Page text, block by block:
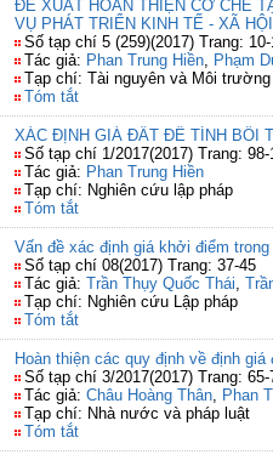
ĐỀ XUẤT HOÀN THIỆN CƠ CHẾ
VỤ PHÁT TRIỂN KINH TẾ - XÃ HỘI
Số tạp chí 5 (259)(2017) Trang: 10-
Tác giả: Phan Trung Hiền, Phạm
Tạp chí: Tài nguyên và Môi trường
Tóm tắt
XÁC ĐỊNH GIÁ ĐẤT ĐỂ TÍNH BỒI
Số tạp chí 1/2017(2017) Trang: 98-
Tác giả: Phan Trung Hiền
Tạp chí: Nghiên cứu lập pháp
Tóm tắt
Vấn đề xác định giá khởi điểm
Số tạp chí 08(2017) Trang: 37-45
Tác giả: Trần Thụy Quốc Thái,
Tạp chí: Nghiên cứu Lập pháp
Tóm tắt
Hoàn thiện các quy định về định
Số tạp chí 3/2017(2017) Trang: 65-
Tác giả: Châu Hoàng Thân, Phan
Tạp chí: Nhà nước và pháp luật
Tóm tắt